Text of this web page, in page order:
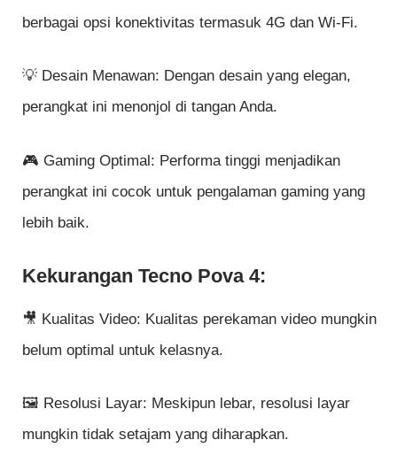
berbagai opsi konektivitas termasuk 4G dan Wi-Fi.
💡 Desain Menawan: Dengan desain yang elegan,
perangkat ini menonjol di tangan Anda.
🎮 Gaming Optimal: Performa tinggi menjadikan
perangkat ini cocok untuk pengalaman gaming yang
lebih baik.
Kekurangan Tecno Pova 4:
🎥 Kualitas Video: Kualitas perekaman video mungkin
belum optimal untuk kelasnya.
🖼️ Resolusi Layar: Meskipun lebar, resolusi layar
mungkin tidak setajam yang diharapkan.